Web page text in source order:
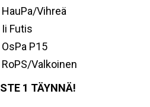
HauPa/Vihreä
Ii Futis
OsPa P15
RoPS/Valkoinen
1 TÄYNNÄ!